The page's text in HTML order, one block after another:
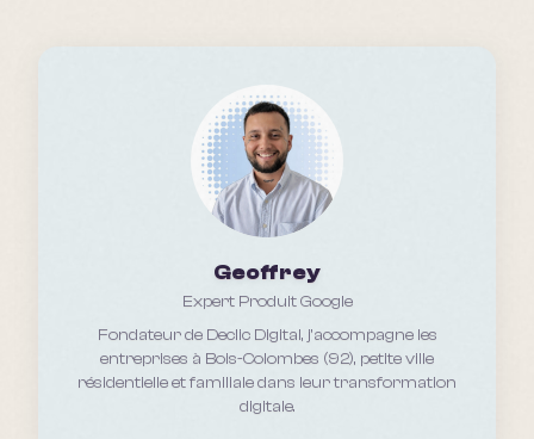
Geoffrey
Expert Produit Google
Fondateur de Declic Digital, j'accompagne les
entreprises à Bois-Colombes (92), petite ville
résidentielle et familialedans leur transformation
digitale.